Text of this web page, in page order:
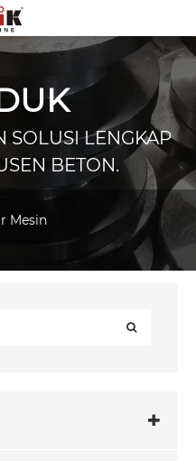
SOLUSI LENGKAP
BETON.
Mesin